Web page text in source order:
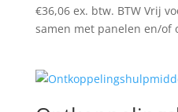
€36,06 ex. btw. BTW Vrij
samen met panelen en/of